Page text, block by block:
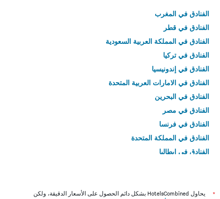
الفنادق في المغرب
الفنادق في قطر
الفنادق في المملكة العربية السعودية
الفنادق في تركيا
الفنادق في إندونيسيا
الفنادق في الامارات العربية المتحدة
الفنادق في البحرين
الفنادق في مصر
الفنادق في فرنسا
الفنادق في المملكة المتحدة
الفنادق في إيطاليا
*
يحاول HotelsCombined بشكل دائم الحصول على الأسعار الدقيقة، ولكن